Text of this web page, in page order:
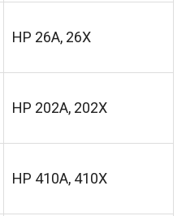
HP 26A, 26X
HP 202A, 202X
HP 410A, 410X